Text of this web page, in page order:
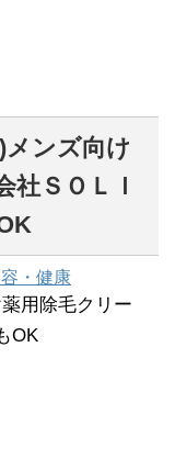
メンズ向け
社ＳＯＬＩ
・健康
用除毛クリー
OK